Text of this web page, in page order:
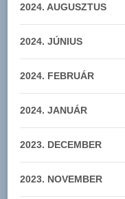
2024. AUGUSZTUS
2024. JÚNIUS
2024. FEBRUÁR
2024. JANUÁR
2023. DECEMBER
2023. NOVEMBER